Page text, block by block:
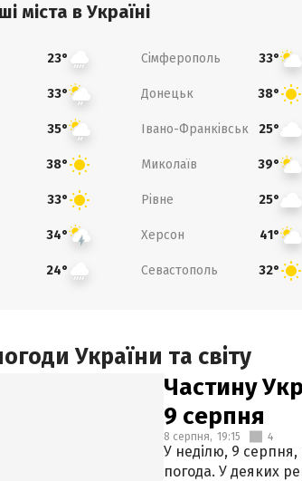
міста в Україні
23° Сімферополь 33°
33° Донецьк 38°
35° Івано-Франківськ 25°
38° Миколаїв 39°
33° Рівне 25°
34° Херсон 41°
24° Севастополь 32°
України та світу
Частину
9 серпня
8 серпня, 19:15 4
У неділю, 9 серпня,
погода. У деяких